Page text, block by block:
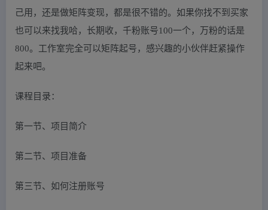
己用，还是做矩阵变现，都是很不错的。如果你找不到买家
也可以来找我哈，长期收，千粉账号100一个，万粉的话是
800。工作室完全可以矩阵起号，感兴趣的小伙伴赶紧操作
起来吧。
课程目录：
第一节、项目简介
第二节、项目准备
第三节、如何注册账号